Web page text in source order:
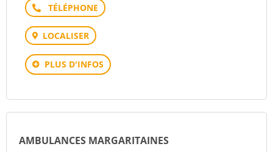
Téléphone
LOCALISER
PLUS D'INFOS
AMBULANCES MARGARITAINES